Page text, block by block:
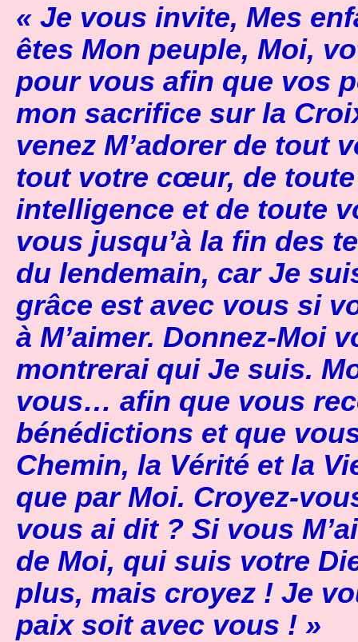
« Je vous invite, Mes
êtes Mon peuple, Moi,
pour vous afin que vos
mon sacrifice sur la
venez M’adorer de tout
tout votre cœur, de
intelligence et de toute
vous jusqu’à la fin des
du lendemain, car Je
grâce est avec vous si
à M’aimer. Donnez-Moi
montrerai qui Je suis.
vous… afin que vous
bénédictions et que
Chemin, la Vérité et la
que par Moi. Croyez-
vous ai dit ? Si vous
de Moi, qui suis votre
plus, mais croyez ! Je
paix soit avec vous ! »